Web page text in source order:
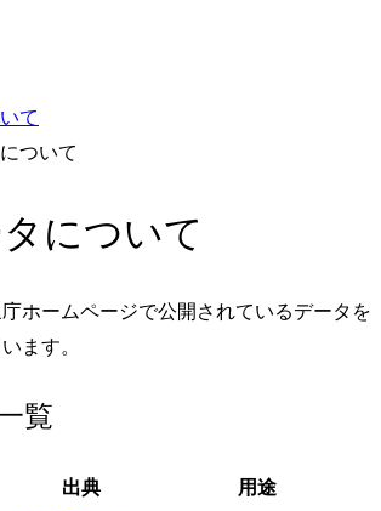
て
ついて
について
ホームページで公開されているデータを
ます。
覧
出典 用途